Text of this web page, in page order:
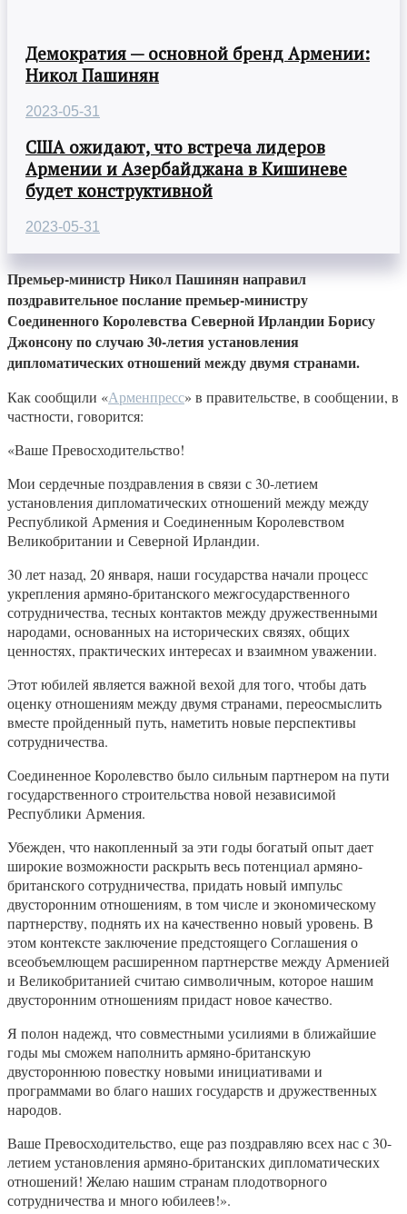
Демократия — основной бренд Армении:
Никол Пашинян
2023-05-31
США ожидают, что встреча лидеров
Армении и Азербайджана в Кишиневе
будет конструктивной
2023-05-31
Премьер-министр Никол Пашинян направил
поздравительное послание премьер-министру
Соединенного Королевства Северной Ирландии Борису
Джонсону по случаю 30-летия установления
дипломатических отношений между двумя странами.
Как сообщили «Арменпресс» в правительстве, в сообщении, в
частности, говорится:
«Ваше Превосходительство!
Мои сердечные поздравления в связи с 30-летием
установления дипломатических отношений между между
Республикой Армения и Соединенным Королевством
Великобритании и Северной Ирландии.
30 лет назад, 20 января, наши государства начали процесс
укрепления армяно-британского межгосударственного
сотрудничества, тесных контактов между дружественными
народами, основанных на исторических связях, общих
ценностях, практических интересах и взаимном уважении.
Этот юбилей является важной вехой для того, чтобы дать
оценку отношениям между двумя странами, переосмыслить
вместе пройденный путь, наметить новые перспективы
сотрудничества.
Соединенное Королевство было сильным партнером на пути
государственного строительства новой независимой
Республики Армения.
Убежден, что накопленный за эти годы богатый опыт дает
широкие возможности раскрыть весь потенциал армяно-
британского сотрудничества, придать новый импульс
двусторонним отношениям, в том числе и экономическому
партнерству, поднять их на качественно новый уровень. В
этом контексте заключение предстоящего Соглашения о
всеобъемлющем расширенном партнерстве между Арменией
и Великобританией считаю символичным, которое нашим
двусторонним отношениям придаст новое качество.
Я полон надежд, что совместными усилиями в ближайшие
годы мы сможем наполнить армяно-британскую
двустороннюю повестку новыми инициативами и
программами во благо наших государств и дружественных
народов.
Ваше Превосходительство, еще раз поздравляю всех нас с 30-
летием установления армяно-британских дипломатических
отношений! Желаю нашим странам плодотворного
сотрудничества и много юбилеев!».